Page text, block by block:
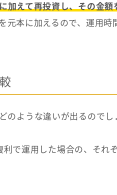
加えて再投資し、その金
元本に加えるので、運用時
のような違いが出るのでし
で運用した場合の、それ